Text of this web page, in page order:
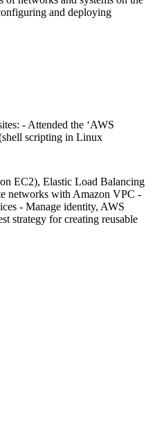
and deploying
- Attended the ‘AWS
scripting in Linux
EC2), Elastic Load Balancing
networks with Amazon VPC -
- Manage identity, AWS
strategy for creating reusable